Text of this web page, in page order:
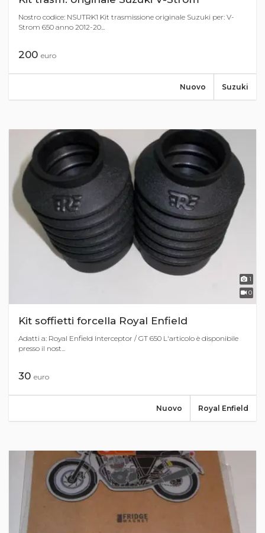
Nostro codice: NSUTRK1 Kit trasmissione originale Suzuki per: V-
Strom 650 anno 2012-20...
200 euro
Suzuki
Nuovo
1
0
Kit soffietti forcella Royal Enfield
Adatti a: Royal Enfield Interceptor / GT 650 L'articolo è disponibile
presso il nost...
30 euro
Royal Enfield
Nuovo